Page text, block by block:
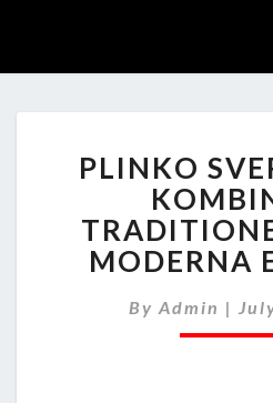
PLINKO
MODERNA
By Admin |